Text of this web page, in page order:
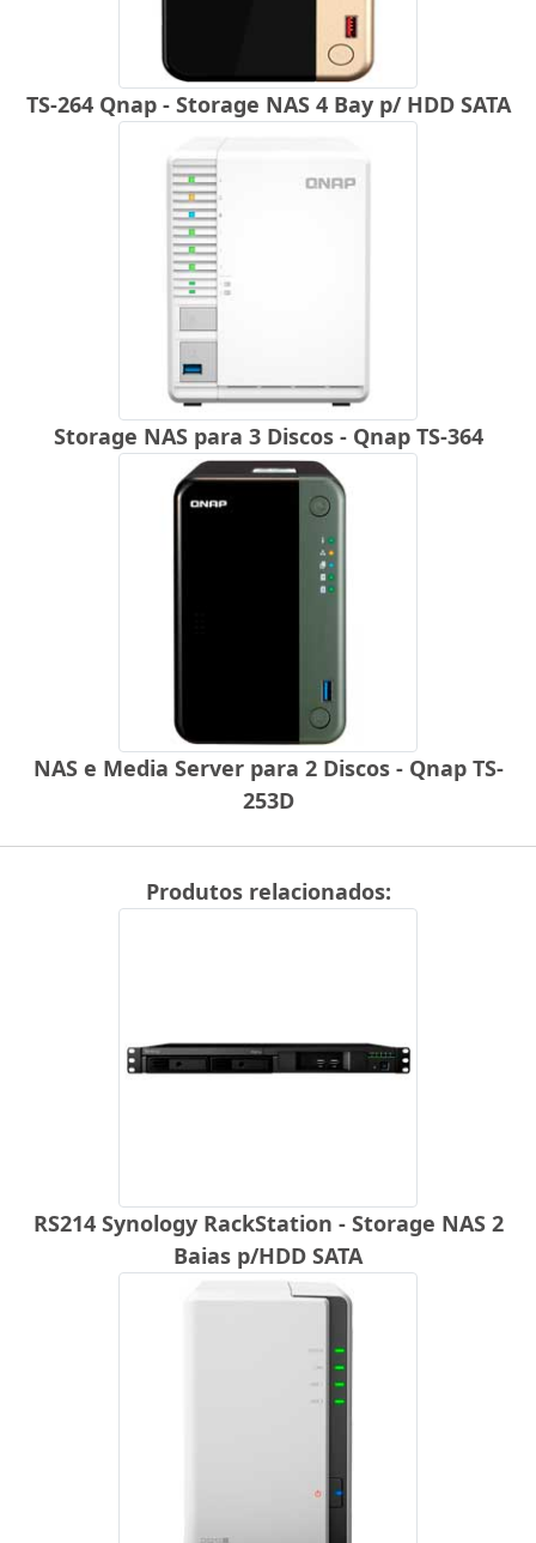
TS-264 Qnap - Storage NAS 4 Bay p/ HDD SATA
Storage NAS para 3 Discos - Qnap TS-364
NAS e Media Server para 2 Discos - Qnap TS-
253D
Produtos relacionados:
RS214 Synology RackStation - Storage NAS 2
Baias p/HDD SATA